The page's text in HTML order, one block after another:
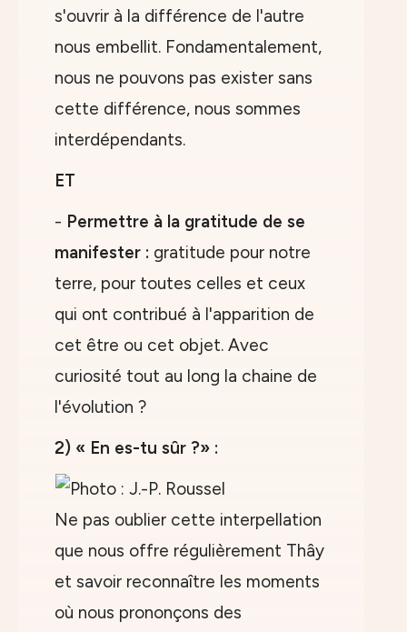
s'ouvrir à la différence de l'autre
nous embellit. Fondamentalement,
nous ne pouvons pas exister sans
cette différence, nous sommes
interdépendants.
ET
- Permettre à la gratitude de se
manifester : gratitude pour notre
terre, pour toutes celles et ceux
qui ont contribué à l'apparition de
cet être ou cet objet. Avec
curiosité tout au long la chaine de
l'évolution ?
2) « En es-tu sûr ?» :
Ne pas oublier cette interpellation
que nous offre régulièrement Thây
et savoir reconnaître les moments
où nous prononçons des